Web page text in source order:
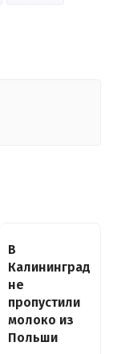
В
Калининград
не
пропустили
молоко из
Польши